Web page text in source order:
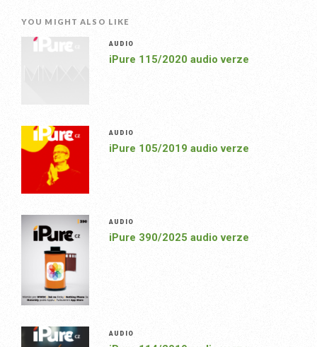
YOU MIGHT ALSO LIKE
AUDIO
iPure 115/2020 audio verze
AUDIO
iPure 105/2019 audio verze
AUDIO
iPure 390/2025 audio verze
AUDIO